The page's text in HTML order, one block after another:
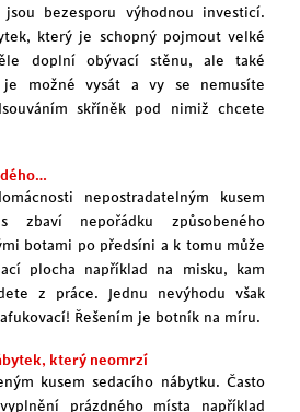
jsou bezesporu výhodnou investicí.
který je schopný pojmout velké
doplní obývací stěnu, ale také
možné vysát a vy se nemusíte
skříněk pod nimiž chcete
nepostradatelným kusem
zbaví nepořádku způsobeného
botami po předsíni a k tomu může
plocha například na misku, kam
z práce. Jednu nevýhodu však
Řešením je botník na míru.
který neomrzí
kusem sedacího nábytku. Často
prázdného místa například